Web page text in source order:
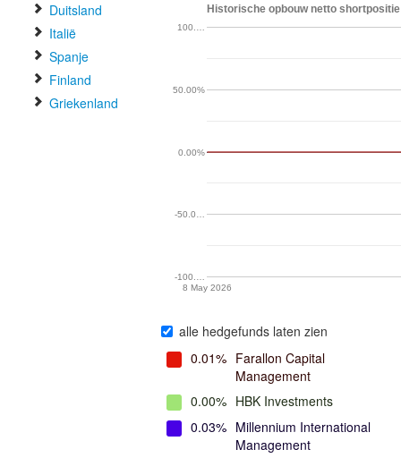
Duitsland
Italië
Spanje
Finland
Griekenland
Historische opbouw netto
8 May 2026
-100.…
-50.0…
0.00%
50.00%
100.…
alle hedgefunds laten zien
0.01% Farallon Capital
Management
0.00% HBK Investments
0.03% Millennium International
Management